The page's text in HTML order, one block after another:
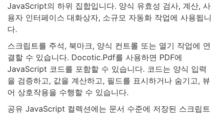
JavaScript의 하위 집합입니다. 양식 유효성 검사, 계산, 사
용자 인터페이스 대화상자, 소규모 자동화 작업에 사용됩니
다.
스크립트를 주석, 북마크, 양식 컨트롤 또는 열기 작업에 연
결할 수 있습니다. Docotic.Pdf를 사용하면 PDF에
JavaScript 코드를 포함할 수 있습니다. 코드는 양식 입력
을 검증하고, 값을 계산하고, 필드를 표시하거나 숨기고, 뷰
어 상호작용을 수행할 수 있습니다.
공유 JavaScript 컬렉션에는 문서 수준에 저장된 스크립트